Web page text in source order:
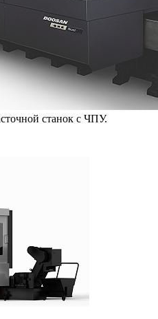
станок с ЧПУ.